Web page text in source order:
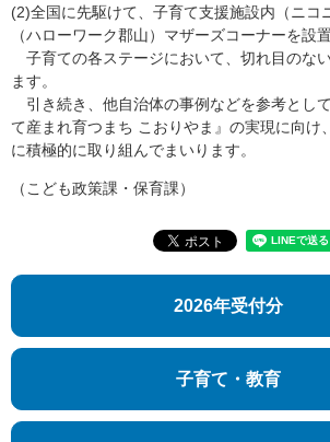
(2)全国に先駆けて、子育て支援施設内（ニコ
（ハローワーク郡山）マザーズコーナーを設置
子育ての各ステージにおいて、切れ目のな
ます。
引き続き、他自治体の事例などを参考とし
て産まれ育つまち こおりやま』の実現に向け
に積極的に取り組んでまいります。
（こども政策課・保育課）
2026年受付分
子育て・教育